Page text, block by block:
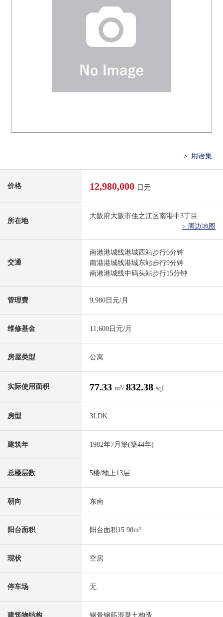
＞ 用语集
价格 12,980,000 日元
所在地
大阪府大阪市住之江区南港中3丁目
> 周边地图
交通
南港港城线港城西站步行6分钟
南港港城线港城东站步行9分钟
南港港城线中码头站步行15分钟
管理费 9,980日元/月
维修基金 11,600日元/月
房屋类型 公寓
实际使用面积 77.33 m²/ 832.38 sqf
房型 3LDK
建筑年 1982年7月築(築44年)
总楼层数 5楼/地上13层
朝向 东南
阳台面积 阳台面积15.90m²
现状 空房
停车场 无
建筑物结构 钢骨钢筋混凝土构造